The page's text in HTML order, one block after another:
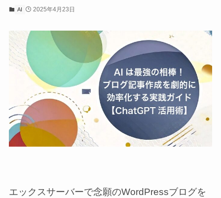
AI 2025年4月23日
エックスサーバーで念願のWordPressブログを